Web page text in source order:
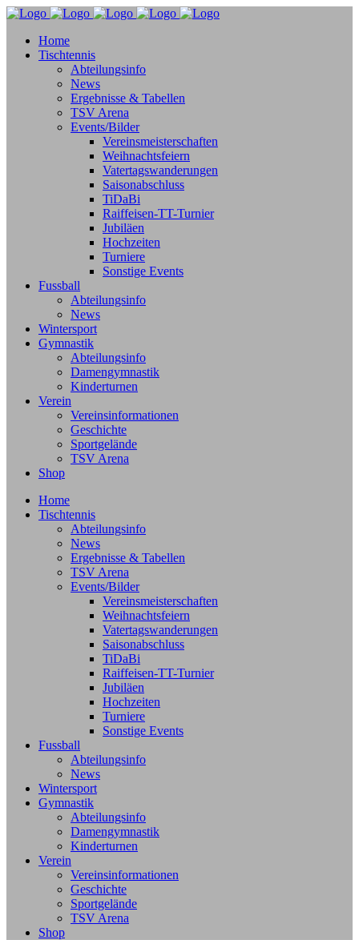
Home
Tischtennis
Abteilungsinfo
News
Ergebnisse & Tabellen
TSV Arena
Events/Bilder
Vereinsmeisterschaften
Weihnachtsfeiern
Vatertagswanderungen
Saisonabschluss
TiDaBi
Raiffeisen-TT-Turnier
Jubiläen
Hochzeiten
Turniere
Sonstige Events
Fussball
Abteilungsinfo
News
Wintersport
Gymnastik
Abteilungsinfo
Damengymnastik
Kinderturnen
Verein
Vereinsinformationen
Geschichte
Sportgelände
TSV Arena
Shop
Home
Tischtennis
Abteilungsinfo
News
Ergebnisse & Tabellen
TSV Arena
Events/Bilder
Vereinsmeisterschaften
Weihnachtsfeiern
Vatertagswanderungen
Saisonabschluss
TiDaBi
Raiffeisen-TT-Turnier
Jubiläen
Hochzeiten
Turniere
Sonstige Events
Fussball
Abteilungsinfo
News
Wintersport
Gymnastik
Abteilungsinfo
Damengymnastik
Kinderturnen
Verein
Vereinsinformationen
Geschichte
Sportgelände
TSV Arena
Shop